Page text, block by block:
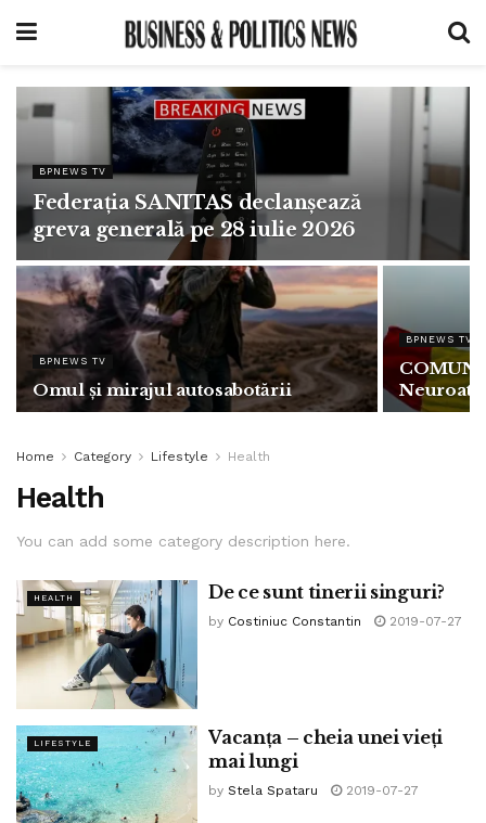
BPNEWS TV
Federația SANITAS declanșează
greva generală pe 28 iulie 2026
BPNEWS TV
Omul și mirajul autosabotării
BPNEWS TV
Home Category Lifestyle Health
Health
You can add some category description here.
HEALTH De ce sunt tinerii singuri?
by Costiniuc Constantin 2019-07-27
LIFESTYLE
Vacanța – cheia unei vieți
mai lungi
by Stela Spataru 2019-07-27